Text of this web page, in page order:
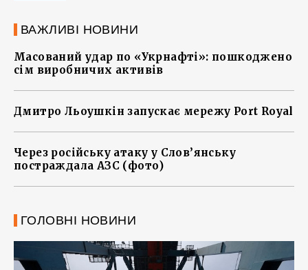
ВАЖЛИВІ НОВИНИ
Масований удар по «Укрнафті»: пошкоджено
сім виробничих активів
Дмитро Льоушкін запускає мережу Port Royal
Через російську атаку у Слов’янську
постраждала АЗС (фото)
ГОЛОВНІ НОВИНИ